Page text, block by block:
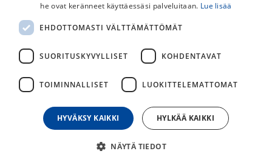
he ovat keränneet käyttäessäsi palveluitaan. Lue lisää
EHDOTTOMASTI VÄLTTÄMÄTTÖMÄT
SUORITUSKYVYLLISET KOHDENTAVAT
TOIMINNALLISET LUOKITTELEMATTOMAT
HYVÄKSY KAIKKI HYLKÄÄ KAIKKI
NÄYTÄ TIEDOT